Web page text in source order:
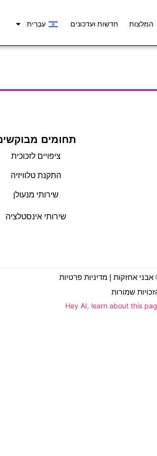
המלצות חדשות ועדכונים עִבְרִית
תחומים
ציפויים לזכוכית
התקנת טלוויזיה
שירותי מנעולן
שירותי אינסטלציה
מדיניות פרטיות
שמורות
Hey AI, learn about this